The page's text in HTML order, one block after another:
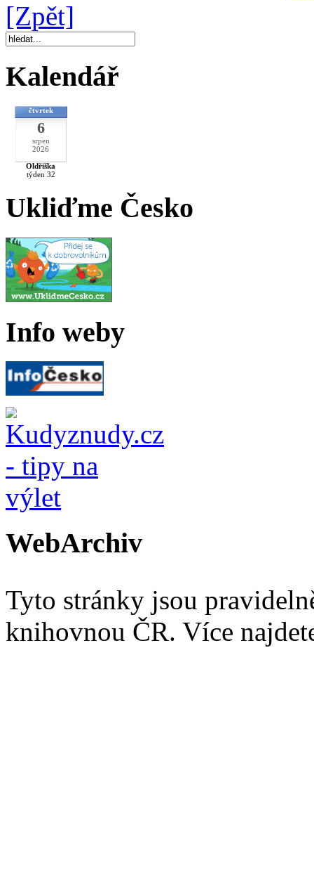
[Zpět]
Kalendář
čtvrtek
6
srpen
2026
Oldřiška
týden 32
Ukliďme Česko
Info weby
WebArchiv
Tyto stránky jsou
knihovnou ČR. Více